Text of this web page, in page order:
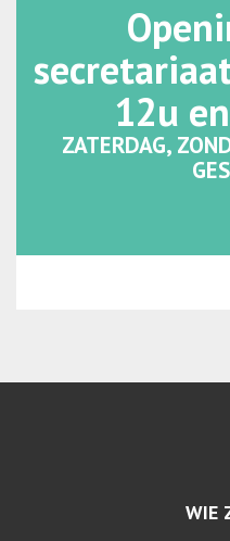
12u
ZATERDAG,
WIE